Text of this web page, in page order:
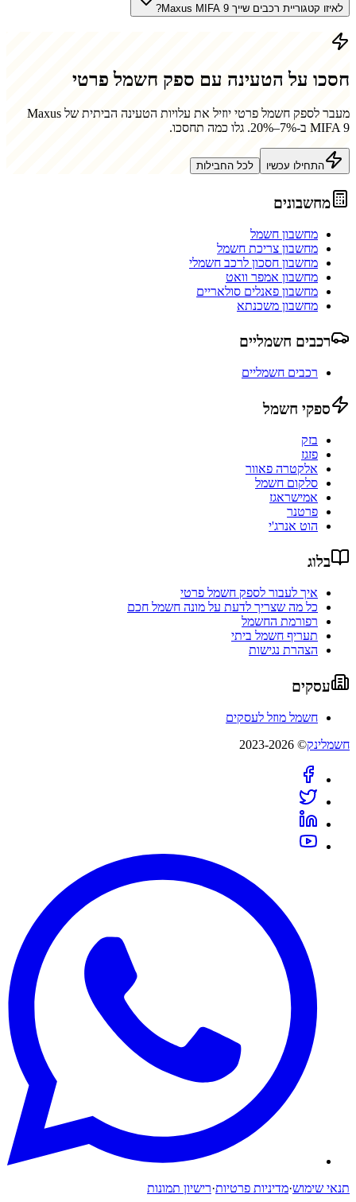
לאיזו קטגוריית רכבים שייך Maxus MIFA 9?
חסכו על הטעינה עם ספק חשמל פרטי
מעבר לספק חשמל פרטי יוזיל את עלויות הטעינה הביתית של Maxus
MIFA 9 ב-7%–20%. גלו כמה תחסכו.
התחילו עכשיו לכל החבילות
מחשבונים
מחשבון חשמל
מחשבון צריכת חשמל
מחשבון חסכון לרכב חשמלי
מחשבון אמפר וואט
מחשבון פאנלים סולאריים
מחשבון משכנתא
רכבים חשמליים
רכבים חשמליים
ספקי חשמל
בזק
פזגז
אלקטרה פאוור
סלקום חשמל
אמישראגז
פרטנר
הוט אנרג'י
בלוג
איך לעבור לספק חשמל פרטי
כל מה שצריך לדעת על מונה חשמל חכם
רפורמת החשמל
תעריף חשמל ביתי
הצהרת נגישות
עסקים
חשמל מוזל לעסקים
חשמלינק© 2023-2026
תנאי שימוש·מדיניות פרטיות·רישיון תמונות